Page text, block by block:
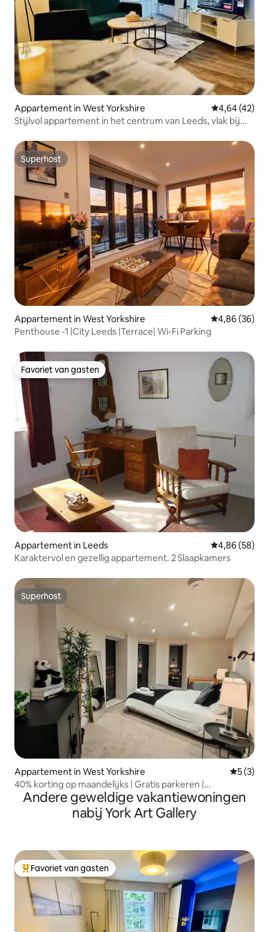
Appartement in West Yorkshire Gemiddelde
4,64 (42)
Stijlvol appartement in het centrum van Leeds, vlak bij
Superhost
Superhost
Appartement in West Yorkshire Gemiddelde
4,86 (36)
Penthouse -1 |City Leeds |Terrace| Wi-Fi Parking
Favoriet van gasten
Favoriet van gasten
Appartement in Leeds Gemiddelde
4,86 (58)
Karaktervol en gezellig appartement. 2 Slaapkamers
Superhost
Superhost
Appartement in West Yorkshire
5 (3)
40% korting op maandelijks | Gratis parkeren |
Stadscentrum van Leeds
Andere geweldige vakantiewoningen
nabij York Art Gallery
Topfavoriet van gasten
Favoriet van gasten